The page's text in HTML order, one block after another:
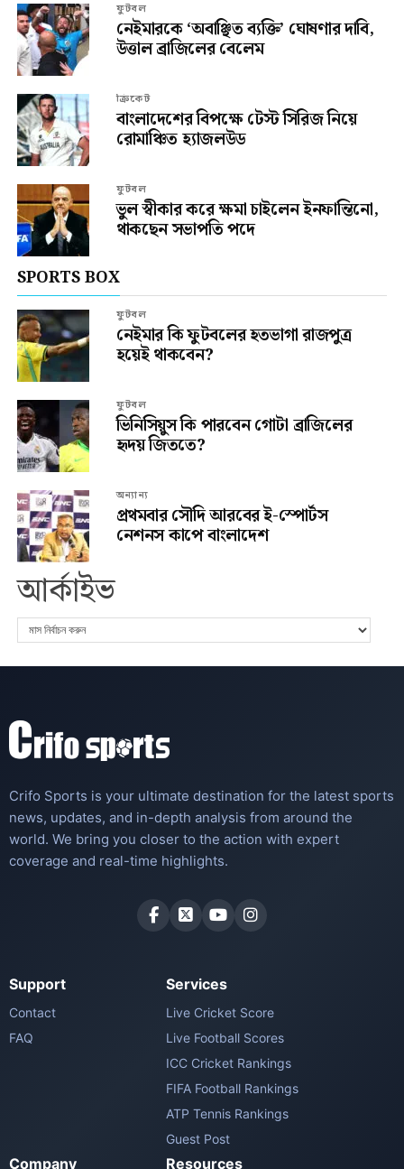
ফুটবল
নেইমারকে ‘অবাঞ্ছিত ব্যক্তি’ ঘোষণার দাবি,
উত্তাল ব্রাজিলের বেলেম
ক্রিকেট
বাংলাদেশের বিপক্ষে টেস্ট সিরিজ নিয়ে
রোমাঞ্চিত হ্যাজলউড
ফুটবল
ভুল স্বীকার করে ক্ষমা চাইলেন ইনফান্তিনো,
থাকছেন সভাপতি পদে
SPORTS BOX
ফুটবল
নেইমার কি ফুটবলের হতভাগা রাজপুত্র
হয়েই থাকবেন?
ফুটবল
ভিনিসিয়ুস কি পারবেন গোটা ব্রাজিলের
হৃদয় জিততে?
অন্যান্য
প্রথমবার সৌদি আরবের ই-স্পোর্টস
নেশনস কাপে বাংলাদেশ
আর্কাইভ
Crifo Sports is your ultimate destination for the latest sports
news, updates, and in-depth analysis from around the
world. We bring you closer to the action with expert
coverage and real-time highlights.
Support
Contact
FAQ
Services
Live Cricket Score
Live Football Scores
ICC Cricket Rankings
FIFA Football Rankings
ATP Tennis Rankings
Guest Post
Company Resources